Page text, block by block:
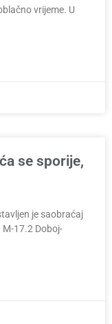
vrijeme. U
se sporije,
je saobraćaj
17.2 Doboj-